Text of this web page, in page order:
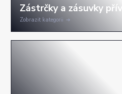
Zobrazit kategorii